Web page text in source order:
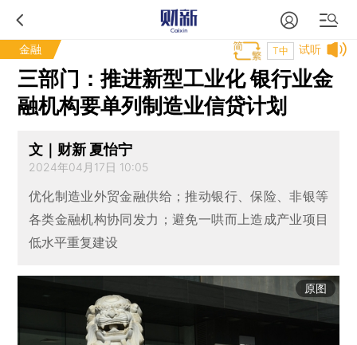
金融 试听
T中
三部门：推进新型工业化 银行业金
融机构要单列制造业信贷计划
文｜财新 夏怡宁
2024年04月17日 10:05
优化制造业外贸金融供给；推动银行、保险、非银等
各类金融机构协同发力；避免一哄而上造成产业项目
低水平重复建设
原图